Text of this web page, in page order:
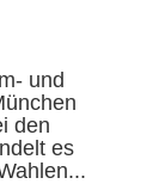
und
den
es